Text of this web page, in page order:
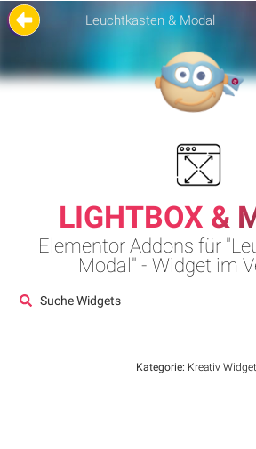
Leuchtkasten & Modal
LIGHTBOX &
Elementor Addons für
Modal" - Widget im
Suche Widgets
Kategorie: Kreativ